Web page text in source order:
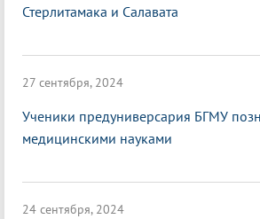
Стерлитамака и Салавата
27 сентября, 2024
Ученики предуниверсария БГМУ
медицинскими науками
24 сентября, 2024